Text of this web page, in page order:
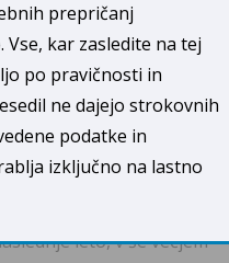
udobno namestite in
nas spremljajte v živo,
katerih povezave bomo
pozitivnim vibracijam in
ljubezni pospremiti naš
nivo, pomagajmo materi
da svet potrebuje
leto, v še večjem
prepričanj
kar zasledite na tej
po pravičnosti in
ne dajejo strokovnih
podatke in
izključno na lastno